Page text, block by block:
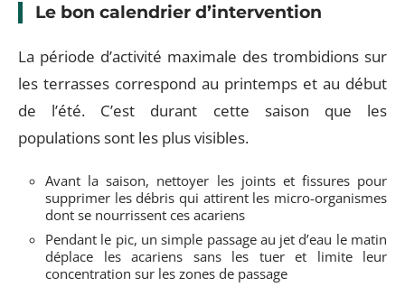
Le bon calendrier d’intervention
La période d’activité maximale des trombidions sur
les terrasses correspond au printemps et au début
de l’été. C’est durant cette saison que les
populations sont les plus visibles.
Avant la saison, nettoyer les joints et fissures pour
supprimer les débris qui attirent les micro-organismes
dont se nourrissent ces acariens
Pendant le pic, un simple passage au jet d’eau le matin
déplace les acariens sans les tuer et limite leur
concentration sur les zones de passage